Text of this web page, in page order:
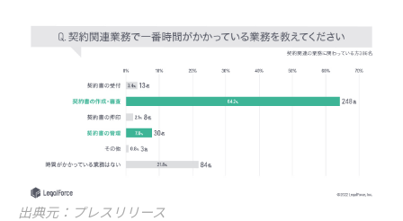
出典元：プレスリリース